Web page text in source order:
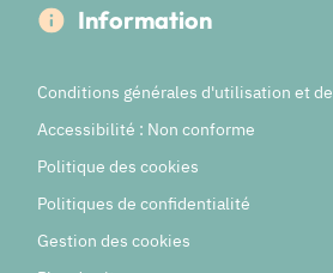
Information
Conditions générales d'utilisation et
Accessibilité : Non conforme
Politique des cookies
Politiques de confidentialité
Gestion des cookies